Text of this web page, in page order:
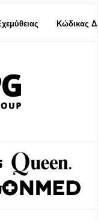
Κώδικας